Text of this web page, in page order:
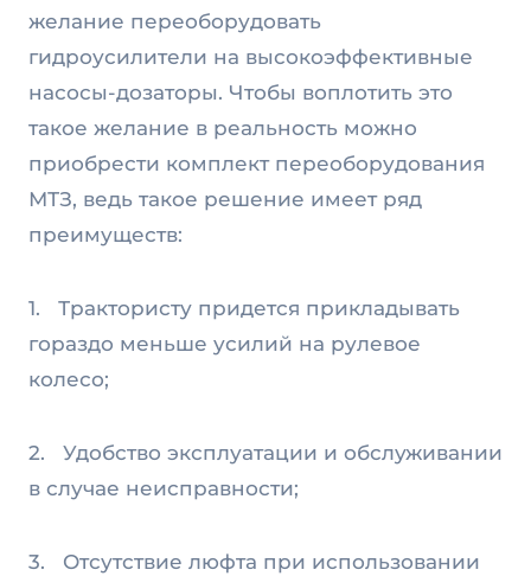
желание переоборудовать
гидроусилители на высокоэффективные
насосы-дозаторы. Чтобы воплотить это
такое желание в реальность можно
приобрести комплект переоборудования
МТЗ, ведь такое решение имеет ряд
преимуществ:
1. Трактористу придется прикладывать
гораздо меньше усилий на рулевое
колесо;
2. Удобство эксплуатации и обслуживании
в случае неисправности;
3. Отсутствие люфта при использовании